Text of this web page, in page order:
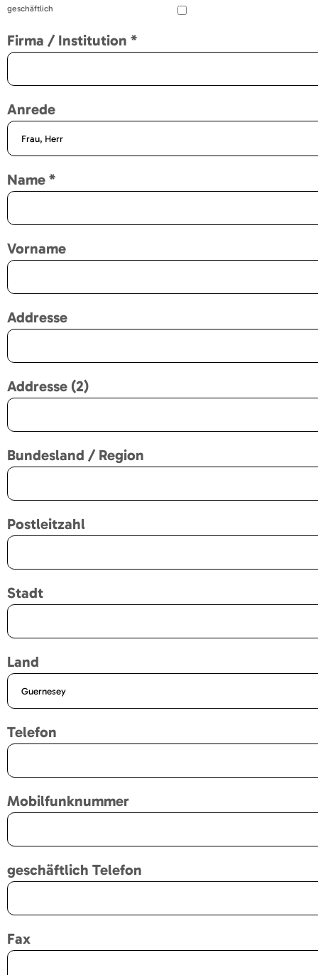
geschäftlich
Firma / Institution *
Anrede
Name *
Vorname
Addresse
Addresse (2)
Bundesland / Region
Postleitzahl
Stadt
Land
Telefon
Mobilfunknummer
geschäftlich Telefon
Fax